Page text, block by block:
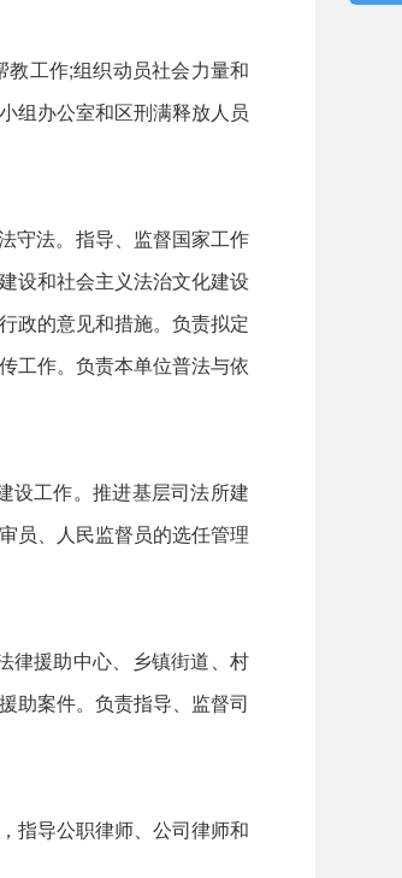
工作;组织动员社会力量和
组办公室和区刑满释放人员
守法。指导、监督国家工作
设和社会主义法治文化建设
政的意见和措施。负责拟定
工作。负责本单位普法与依
设工作。推进基层司法所建
员、人民监督员的选任管理
律援助中心、乡镇街道、村
助案件。负责指导、监督司
指导公职律师、公司律师和